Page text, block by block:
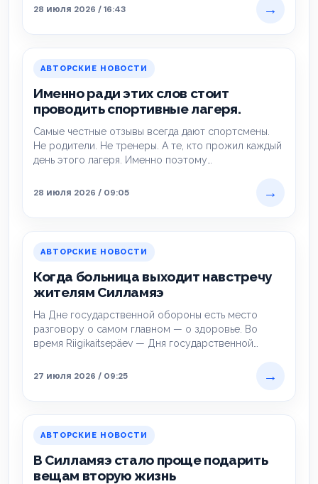
28 июля 2026 / 16:43 →
АВТОРСКИЕ НОВОСТИ
Именно ради этих слов стоит
проводить спортивные лагеря.
Самые честные отзывы всегда дают спортсмены.
Не родители. Не тренеры. А те, кто прожил каждый
день этого лагеря. Именно поэтому…
28 июля 2026 / 09:05 →
АВТОРСКИЕ НОВОСТИ
Когда больница выходит навстречу
жителям Силламяэ
На Дне государственной обороны есть место
разговору о самом главном — о здоровье. Во
время Riigikaitsepäev — Дня государственной
27 июля 2026 / 09:25
→
АВТОРСКИЕ НОВОСТИ
В Силламяэ стало проще подарить
вещам вторую жизнь